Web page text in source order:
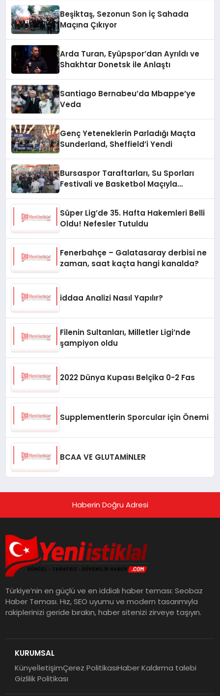
Beşiktaş, Sezonun Son İç Sahada
Maçına Çıkıyor
Arda Turan, Eyüpspor’dan Ayrıldı ve
Shakhtar Donetsk ile Anlaştı
Santiago Bernabeu’da Mbappe’ye
Veda
Genç Yeteneklerin Parladığı Maçta
Sunderland, Sheffield’i Yendi
Bursaspor Taraftarları, Su Sporları
Festivali ve Basketbol Maçıyla
Süper Lig’de 35. Hafta Hakemleri Belli
Oldu! Nefesler Tutuldu
Fenerbahçe – Galatasaray derbisi ne
zaman, saat kaçta hangi kanalda?
iddaa Analizi Nasıl Yapılır?
Filenin Sultanları, Milletler Ligi’nde
şampiyon oldu
2022 Dünya Kupası Belçika 0-2 Fas
Supplementlerin Sporcular için Önemi
BCAA VE GLUTAMİNLER
Haberin Doğru Adresi
Türkiye’nin en güçlü ve en iddialı haber teması: Seobaz
Haber Teması. Hız, SEO uyumu ve modern tasarımıyla
rakiplerinizi geride bırakın, haber sitenizi zirveye taşıyın.
KURUMSAL
KünyeİletişimÇerez PolitikasıHaber Kaldırma talebi
Gizlilik Politikası